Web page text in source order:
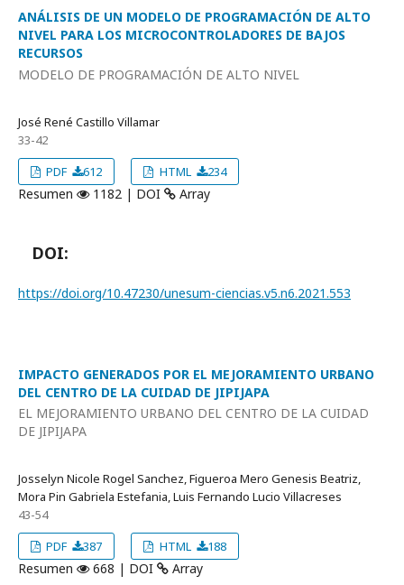
ANÁLISIS DE UN MODELO DE PROGRAMACIÓN DE ALTO
NIVEL PARA LOS MICROCONTROLADORES DE BAJOS
RECURSOS
MODELO DE PROGRAMACIÓN DE ALTO NIVEL
José René Castillo Villamar
33-42
PDF
612 HTML 234
Resumen 1182 | DOI Array
DOI:
https://doi.org/10.47230/unesum-ciencias.v5.n6.2021.553
IMPACTO GENERADOS POR EL MEJORAMIENTO URBANO
DEL CENTRO DE LA CUIDAD DE JIPIJAPA
EL MEJORAMIENTO URBANO DEL CENTRO DE LA CUIDAD
DE JIPIJAPA
Josselyn Nicole Rogel Sanchez, Figueroa Mero Genesis Beatriz,
Mora Pin Gabriela Estefania, Luis Fernando Lucio Villacreses
43-54
PDF
387 HTML 188
Resumen 668 | DOI Array